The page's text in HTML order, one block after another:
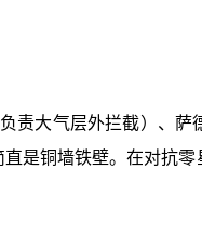
大气层外拦截）、萨
是铜墙铁壁。在对抗